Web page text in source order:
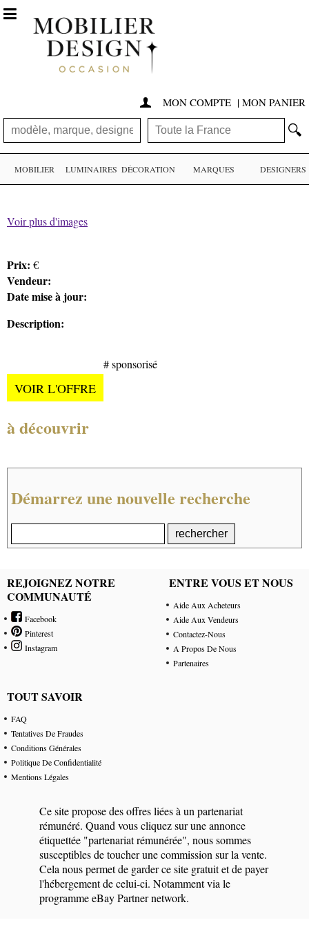
 MON COMPTE | MON PANIER
🔍

MOBILIER LUMINAIRES DÉCORATION MARQUES DESIGNERS
Voir plus d'images
Prix: €
Vendeur:
Date mise à jour:
Description:
VOIR L'OFFRE
# sponsorisé
à découvrir
Démarrez une nouvelle recherche
REJOIGNEZ NOTRE
COMMUNAUTÉ
Facebook
Pinterest
Instagram
ENTRE VOUS ET NOUS
Aide Aux Acheteurs
Aide Aux Vendeurs
Contactez-Nous
A Propos De Nous
Partenaires
TOUT SAVOIR
FAQ
Tentatives De Fraudes
Conditions Générales
Politique De Confidentialité
Mentions Légales
Ce site propose des offres liées à un partenariat
rémunéré. Quand vous cliquez sur une annonce
étiquettée "partenariat rémunérée", nous sommes
susceptibles de toucher une commission sur la vente.
Cela nous permet de garder ce site gratuit et de payer
l'hébergement de celui-ci. Notamment via le
programme eBay Partner network.